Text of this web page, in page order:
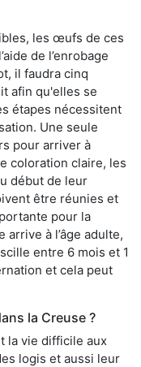
les œufs de ces
de l’enrobage
il faudra cinq
afin qu'elles se
étapes nécessitent
Une seule
pour arriver à
coloration claire, les
début de leur
être réunies et
pour la
arrive à l’âge adulte,
entre 6 mois et 1
et cela peut
la Creuse ?
la vie difficile aux
logis et aussi leur